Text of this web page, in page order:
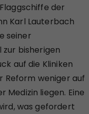
der
Karl Lauterbach
seiner
bisherigen
auf die Kliniken
Reform weniger auf
Medizin liegen. Eine
was gefordert